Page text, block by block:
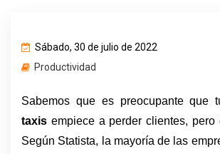
Sábado, 30 de julio de 2022
Productividad
Sabemos que es preocupante que
taxis empiece a perder clientes, pero
Según Statista, la mayoría de las